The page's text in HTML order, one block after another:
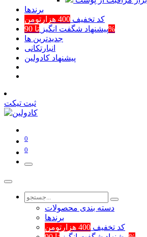
برند‌ها
کد تخفیف 400 هزارتومن
پیشنهاد شگفت انگیزتا 90%
جدیدترین ها
انبارتکانی
پیشنهاد کادولین
ثبت تیکت
0
0
دسته بندی محصولات
برند‌ها
کد تخفیف 400 هزارتومن